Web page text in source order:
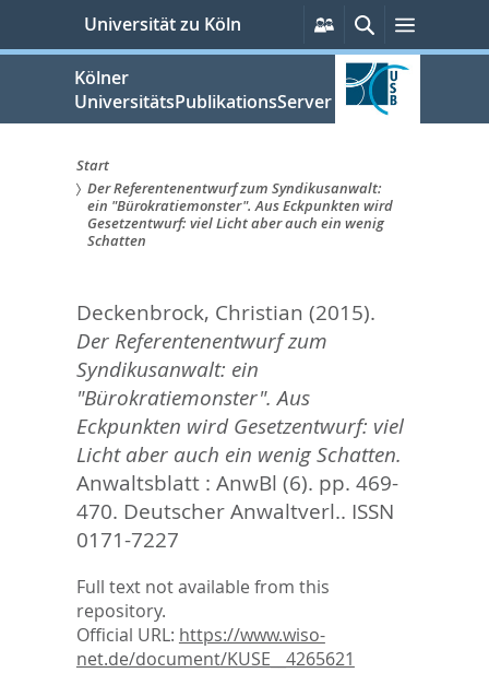
springen
Universität zu Köln
Persönliche
Services
Suche
Kölner
UniversitätsPublikationsServer
Sie
sind
Start
Der Referentenentwurf zum Syndikusanwalt:
ein "Bürokratiemonster". Aus Eckpunkten wird
Gesetzentwurf: viel Licht aber auch ein wenig
Schatten
Deckenbrock, Christian (2015).
Der Referentenentwurf zum
Syndikusanwalt: ein
"Bürokratiemonster". Aus
Eckpunkten wird Gesetzentwurf: viel
Licht aber auch ein wenig Schatten.
Anwaltsblatt : AnwBl (6). pp. 469-
470. Deutscher Anwaltverl.. ISSN
0171-7227
Full text not available from this
repository.
Official URL: https://www.wiso-
net.de/document/KUSE__4265621